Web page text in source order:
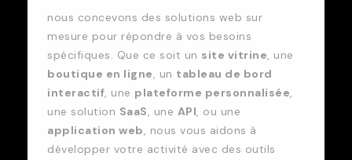
nous concevons des solutions web sur
mesure pour répondre à vos besoins
spécifiques. Que ce soit un site vitrine, une
boutique en ligne, un tableau de bord
interactif, une plateforme personnalisée,
une solution SaaS, une API, ou une
application web, nous vous aidons à
développer votre activité avec des outils